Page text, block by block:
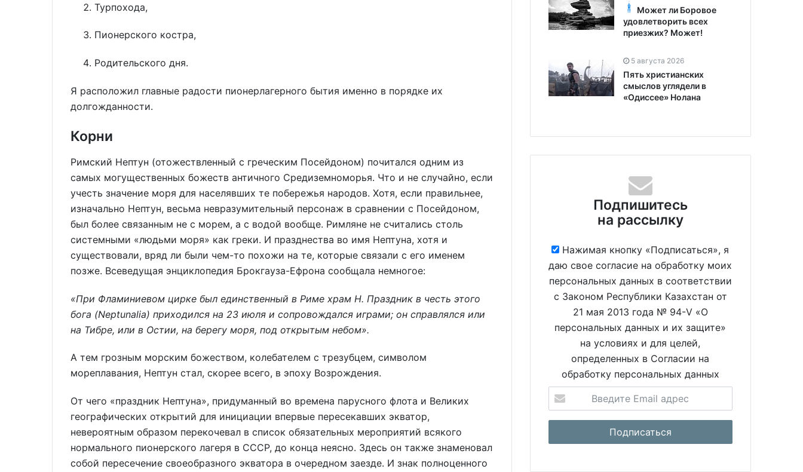
Турпохода,
Пионерского костра,
Родительского дня.
Я расположил главные радости пионерлагерного бытия именно в порядке их
долгожданности.
Корни
Римский Нептун (отожествленный с греческим Посейдоном) почитался одним из
самых могущественных божеств античного Средиземноморья. Что и не случайно, если
учесть значение моря для населявших те побережья народов. Хотя, если правильнее,
изначально Нептун, весьма невразумительный персонаж в сравнении с Посейдоном,
был более связанным не с морем, а с водой вообще. Римляне не считались столь
системными «людьми моря» как греки. И празднества во имя Нептуна, хотя и
существовали, вряд ли были чем-то похожи на те, которые связали с его именем
позже. Всеведущая энциклопедия Брокгауза-Ефрона сообщала немногое:
«При Фламиниевом цирке был единственный в Риме храм Н. Праздник в честь этого
бога (Neptunalia) приходился на 23 июля и сопровождался играми; он справлялся или
на Тибре, или в Остии, на берегу моря, под открытым небом».
А тем грозным морским божеством, колебателем с трезубцем, символом
мореплавания, Нептун стал, скорее всего, в эпоху Возрождения.
От чего «праздник Нептуна», придуманный во времена парусного флота и Великих
географических открытий для инициации впервые пересекавших экватор,
невероятным образом перекочевал в список обязательных мероприятий всякого
нормального пионерского лагеря в СССР, до конца неясно. Здесь он также знаменовал
собой пересечение своеобразного экватора в очередном заезде. И знак полноценного
Может ли Боровое
удовлетворить всех
приезжих? Может!
5 августа 2026
Пять христианских
смыслов углядели в
«Одиссее» Нолана
Подпишитесь
на рассылку
Нажимая кнопку «Подписаться», я
даю свое согласие на обработку моих
персональных данных в соответствии
с Законом Республики Казахстан от
21 мая 2013 года № 94-V «О
персональных данных и их защите»
на условиях и для целей,
определенных в Согласии на
обработку персональных данных